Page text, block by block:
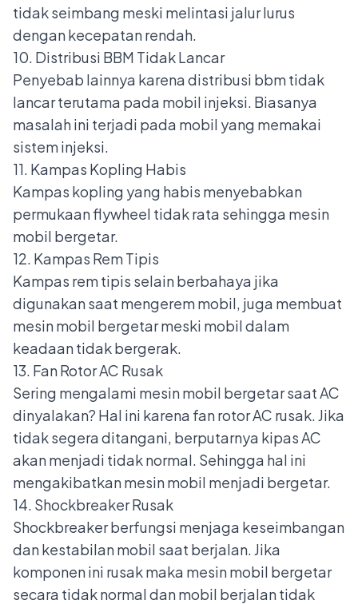
tidak seimbang meski melintasi jalur lurus
dengan kecepatan rendah.
10. Distribusi BBM Tidak Lancar
Penyebab lainnya karena distribusi bbm tidak
lancar terutama pada mobil injeksi. Biasanya
masalah ini terjadi pada mobil yang memakai
sistem injeksi.
11. Kampas Kopling Habis
Kampas kopling yang habis menyebabkan
permukaan flywheel tidak rata sehingga mesin
mobil bergetar.
12. Kampas Rem Tipis
Kampas rem tipis selain berbahaya jika
digunakan saat mengerem mobil, juga membuat
mesin mobil bergetar meski mobil dalam
keadaan tidak bergerak.
13. Fan Rotor AC Rusak
Sering mengalami mesin mobil bergetar saat AC
dinyalakan? Hal ini karena fan rotor AC rusak. Jika
tidak segera ditangani, berputarnya kipas AC
akan menjadi tidak normal. Sehingga hal ini
mengakibatkan mesin mobil menjadi bergetar.
14. Shockbreaker Rusak
Shockbreakerberfungsi menjaga keseimbangan
dan kestabilan mobil saat berjalan. Jika
komponen ini rusak maka mesin mobil bergetar
secara tidak normal dan mobil berjalan tidak